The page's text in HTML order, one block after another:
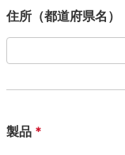
住所（都道府県名）
製品 *